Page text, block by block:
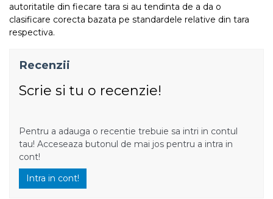
autoritatile din fiecare tara si au tendinta de a da o
clasificare corecta bazata pe standardele relative din tara
respectiva.
Recenzii
Scrie si tu o recenzie!
Pentru a adauga o recentie trebuie sa intri in contul
tau! Acceseaza butonul de mai jos pentru a intra in
cont!
Intra in cont!